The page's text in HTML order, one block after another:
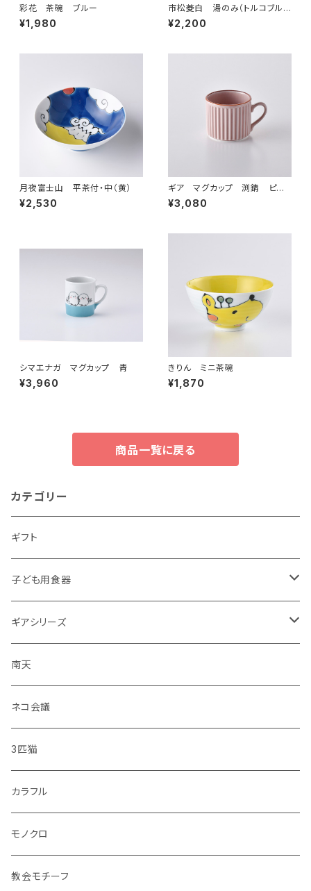
彩花 茶碗 ブルー
¥1,980
市松菱白 湯のみ（トルコブル
ー）
¥2,200
月夜富士山 平茶付・中（黄）
¥2,530
ギア マグカップ 渕錆 ピン
ク
¥3,080
シマエナガ マグカップ 青
¥3,960
きりん ミニ茶碗
¥1,870
商品一覧に戻る
カテゴリー
ギフト
子ども用食器
・恐竜
・のりもの
・彩花
・どうぶつ
・小鳥
シマエナガ
ギアシリーズ
大皿
中皿
小皿
マグカップ
コップ
花瓶
南天
ネコ会議
3匹猫
カラフル
モノクロ
教会モチーフ